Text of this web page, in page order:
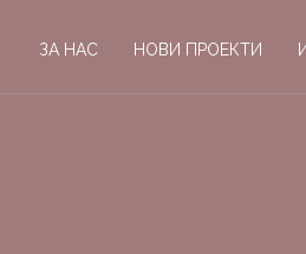
ЗА НАС НОВИ ПРОЕКТИ